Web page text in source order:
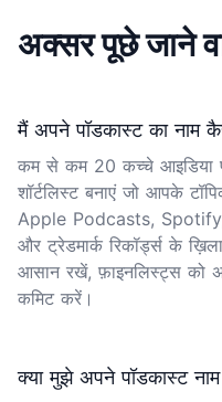
अक्सर पूछे जाने
मैं अपने पॉडकास्ट का नाम
कम से कम 20 कच्चे आइडिया
शॉर्टलिस्ट बनाएं जो आपके
Apple Podcasts,
और ट्रेडमार्क रिकॉर्ड्स के
आसान रखें, फ़ाइनलिस्ट्स को
कमिट करें।
क्या मुझे अपने पॉडकास्ट